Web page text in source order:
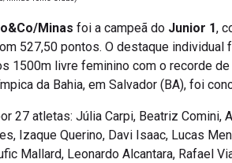
Minas foi a campeã do Junior 1,
527,50 pontos. O destaque individual
1500m livre feminino com o recorde de
da Bahia, em Salvador (BA), foi
27 atletas: Júlia Carpi, Beatriz Comini,
Izaque Querino, Davi Isaac, Lucas
Mallard, Leonardo Alcantara, Rafael